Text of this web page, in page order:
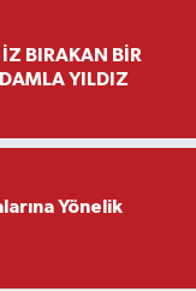
BIRAKAN BİR
YILDIZ
Yönelik